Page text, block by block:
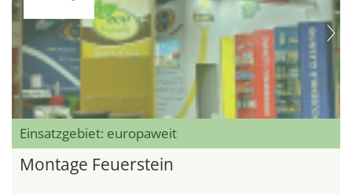
Einsatzgebiet: europaweit
Montage Feuerstein